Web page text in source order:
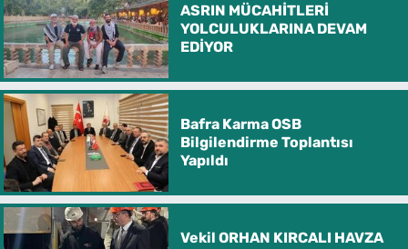
ASRIN MÜCAHİTLERİ
YOLCULUKLARINA DEVAM
EDİYOR
Bafra Karma OSB
Bilgilendirme Toplantısı
Yapıldı
Vekil ORHAN KIRCALI HAVZA